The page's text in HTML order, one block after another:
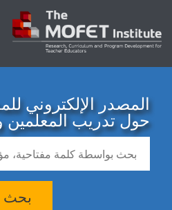
المصدر الإلكتروني
حول تدريب المعلمين
بحث